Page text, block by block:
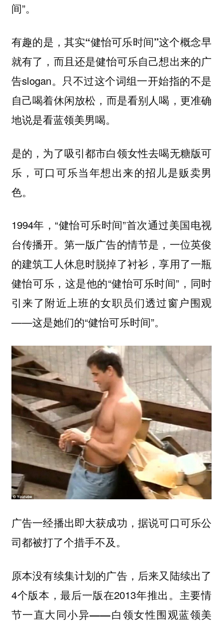
间”。
有趣的是，其实“健怡可乐时间”这个概念早
就有了 ，而且还是健怡可乐自己想出来的广
告slogan。只不过这个词组一开始指的不是
自己喝着休闲放松， 而是看别人喝，更准确
地说是看蓝领美男喝。
是的，为了吸引都市白领女性去喝无糖版可
乐，可口可乐当年想出来的招儿是贩卖男
色。
1994年，“健怡可乐时间”首次通过美国电视
台传播开。第一版广告的情节是，一位英俊
的建筑工人休息时脱掉了衬衫，享用了一瓶
健怡可乐，这是他的“健怡可乐时间”，同时
引来了附近上班的女职员们透过窗户围观
——这是她们的“健怡可乐时间”。
广告一经播出即大获成功，据说可口可乐公
司都被打了个措手不及。
原本没有续集计划的广告，后来又陆续出了
4个版本，最后一版在2013年推出。 主要情
节一直大同小异——白领女性围观蓝领美